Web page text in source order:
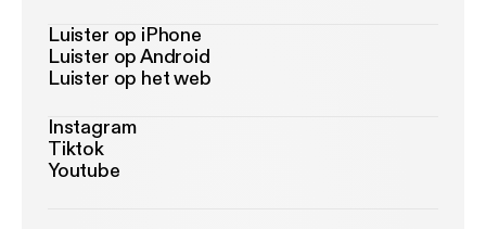
Luister op iPhone
Luister op Android
Luister op het web
Instagram
Tiktok
Youtube